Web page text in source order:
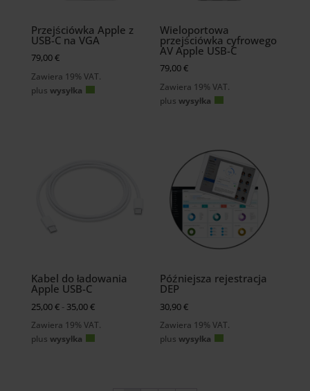
Przejściówka Apple z
USB-C na VGA
79,00€
Zawiera 19% VAT.
plus wysyłka
Wieloportowa
przejściówka cyfrowego
AV Apple USB-C
79,00€
Zawiera 19% VAT.
pluswysyłka
Kabel do ładowania
Apple USB-C
25,00€ - 35,00€Preisspanne:
25,00 €
bis
Zawiera 19% VAT.
plus wysyłka
Późniejsza rejestracja
DEP
30,90€
Zawiera 19% VAT.
pluswysyłka